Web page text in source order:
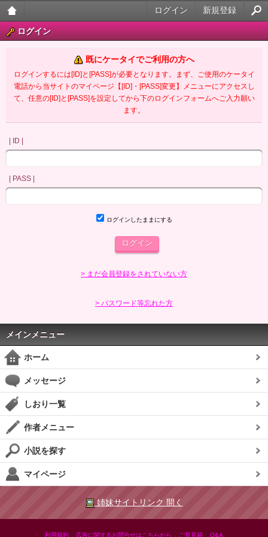
大人
ータ
イ官
新規登録
ログイン
ログイン
既にケータイでご利用の方へ
ログインするには[ID]と[PASS]が必要となります。まず、ご使用のケータイ
電話から当サイトのマイページ【[ID]・[PASS]変更】メニューにアクセスし
て、任意の[ID]と[PASS]を設定してから下のログインフォームへご入力願い
ます。
| ID |
| PASS |
ログインしたままにする
> まだ会員登録をされていない方
> パスワード等忘れた方
メインメニュー
ホーム
メッセージ
しおり一覧
作者メニュー
小説を探す
マイページ
姉妹サイトリンク 開く
利用規約 広告に関するお問合せはこちらから ご意見箱 Q&A